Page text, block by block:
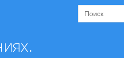
Search
for: